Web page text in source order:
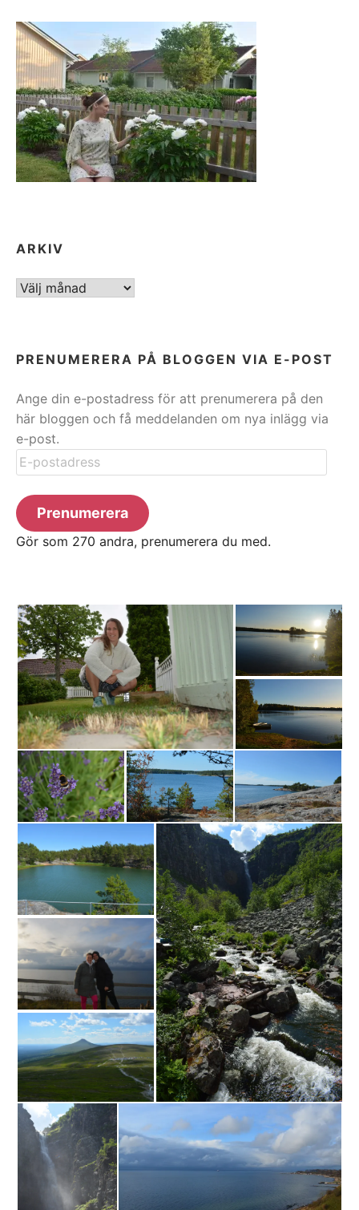
ARKIV
ARKIV
PRENUMERERA PÅ BLOGGEN VIA E-POST
Ange din e-postadress för att prenumerera på den
här bloggen och få meddelanden om nya inlägg via
e-post.
E-
postadress
Prenumerera
Gör som 270 andra, prenumerera du med.